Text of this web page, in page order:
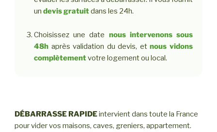
un devis gratuitdans les 24h.
Choisissez une date nous intervenons sous
48h après validation du devis, etnous vidons
complètementvotre logement ou local.
DÉBARRASSE RAPIDEintervient dans toute la France
pour vider vos maisons, caves, greniers, appartement.